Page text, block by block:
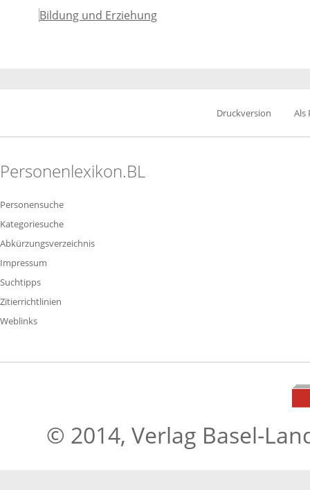
Bildung und Erziehung
Druckversion Als
Personenlexikon.BL
Personensuche
Kategoriesuche
Abkürzungsverzeichnis
Impressum
Suchtipps
Zitierrichtlinien
Weblinks
© 2014, Verlag Basel-